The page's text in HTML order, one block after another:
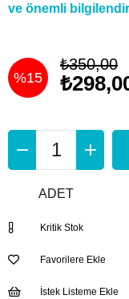
ve önemli
%15
₺350,00
ADET
Kritik Stok
Favorilere Ekle
İstek Listeme Ekle